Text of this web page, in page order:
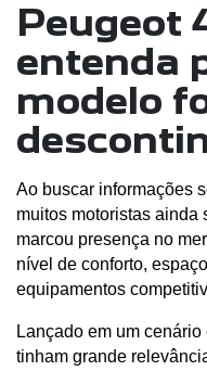
Peugeot
entenda
modelo
Ao buscar informações
muitos motoristas ainda
marcou presença no
nível de conforto,
equipamentos
Lançado em um
tinham grande